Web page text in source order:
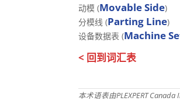
动模 (Movable Side)
分模线 (Parting Line)
设备数据表 (Machine
< 回到词汇表
本术语表由PLEXPERT Canada